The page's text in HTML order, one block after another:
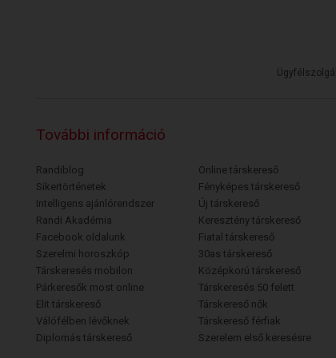
További információ
Randiblog
Sikertörténetek
Intelligens ajánlórendszer
Randi Akadémia
Facebook oldalunk
Szerelmi horoszkóp
Társkeresés mobilon
Párkeresők most online
Elit társkereső
Válófélben lévőknek
Diplomás társkereső
Online társkereső
Fényképes társkereső
Új társkereső
Keresztény társkereső
Fiatal társkereső
30as társkereső
Középkorú társkereső
Társkeresés 50 felett
Társkereső nők
Társkereső férfiak
Szerelem első keresésre